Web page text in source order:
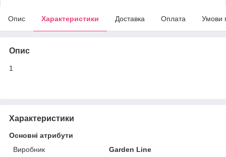
Опис Характеристики Доставка Оплата Умови
Опис
1
Характеристики
Основні атрибути
Виробник
Garden Line